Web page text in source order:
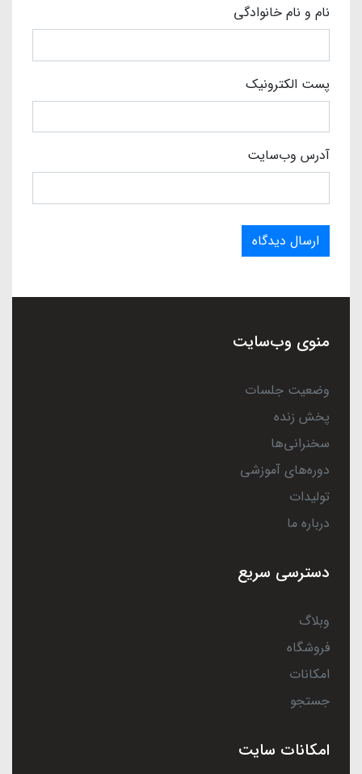
نام و نام خانوادگی
پست الکترونیک
آدرس وب‌سایت
ارسال دیدگاه
منوی وب‌سایت
وضعیت جلسات
پخش زنده
سخنرانی‌ها
دوره‌های آموزشی
تولیدات
درباره ما
دسترسی سریع
وبلاگ
فروشگاه
امکانات
جستجو
امکانات سایت